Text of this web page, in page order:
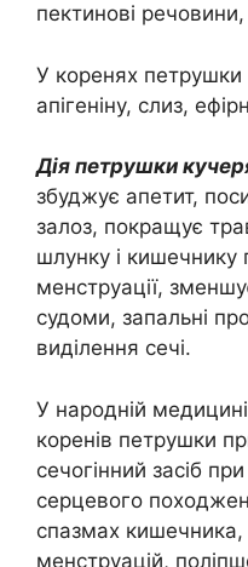
пектинові
У коренях петрушки
aпігеніну, слиз,
Дія петрушки
збуджує апетит,
залоз, покращує
шлунку і кишечнику
менструації,
судоми, запальні
виділення сечі.
У народній
коренів петрушки
сечогінний засіб
серцевого
спазмах
менструацій,